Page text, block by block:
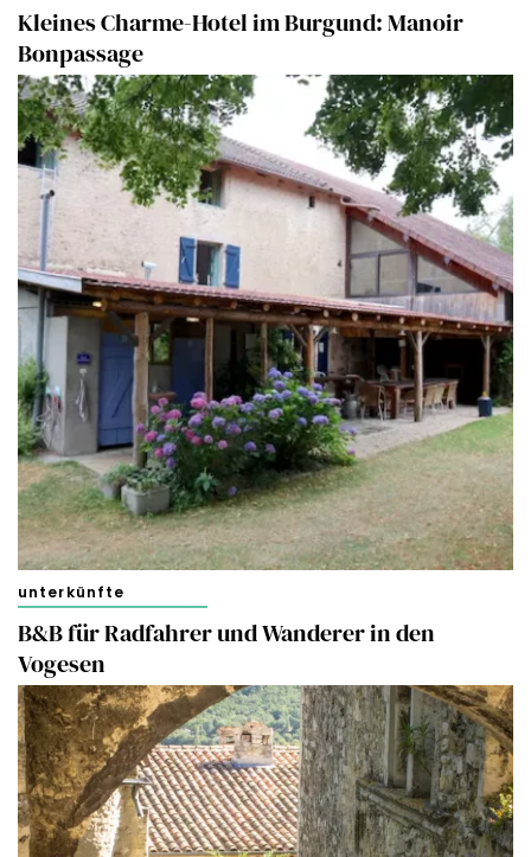
Kleines Charme-Hotel im Burgund: Manoir
Bonpassage
unterkünfte
B&B für Radfahrer und Wanderer in den
Vogesen